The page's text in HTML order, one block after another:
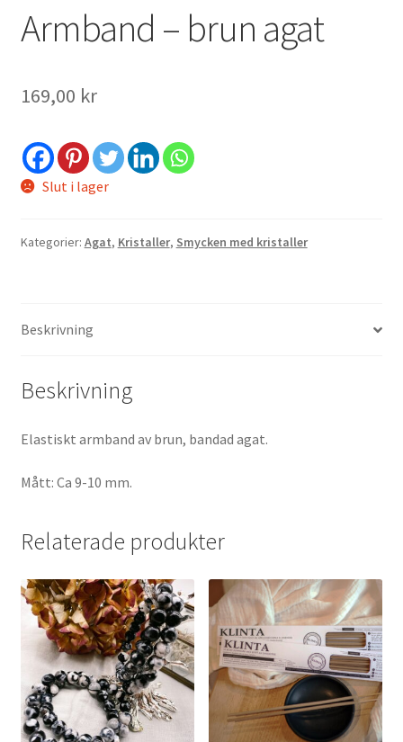
Armband – brun agat
169,00 kr
Slut i lager
Kategorier: Agat, Kristaller, Smycken med kristaller
Beskrivning
Beskrivning
Elastiskt armband av brun, bandad agat.
Mått: Ca 9-10 mm.
Relaterade produkter